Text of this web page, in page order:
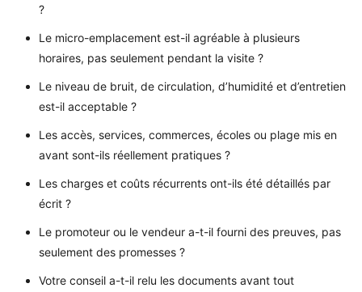
?
Le micro-emplacement est-il agréable à plusieurs
horaires, pas seulement pendant la visite ?
Le niveau de bruit, de circulation, d’humidité et d’entretien
est-il acceptable ?
Les accès, services, commerces, écoles ou plage mis en
avant sont-ils réellement pratiques ?
Les charges et coûts récurrents ont-ils été détaillés par
écrit ?
Le promoteur ou le vendeur a-t-il fourni des preuves, pas
seulement des promesses ?
Votre conseil a-t-il relu les documents avant tout